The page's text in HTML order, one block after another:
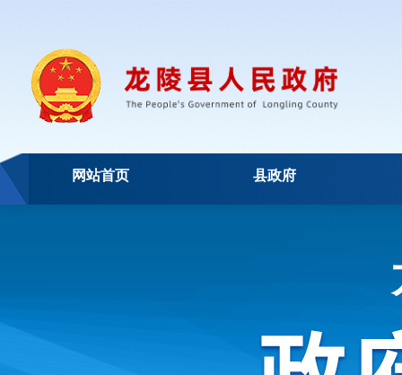
网站首页 县政府